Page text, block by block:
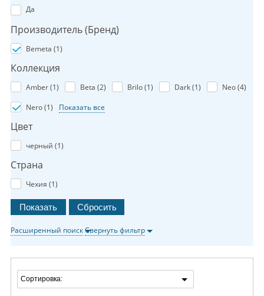
Да
Производитель (Бренд)
Bemeta (1)
Коллекция
Amber (1) Beta (2) Brilo (1) Dark (1) Neo (4)
Nero (1) Показать все
Цвет
черный (1)
Страна
Чехия (1)
Расширенный поискСвернуть фильтр
Сортировка: